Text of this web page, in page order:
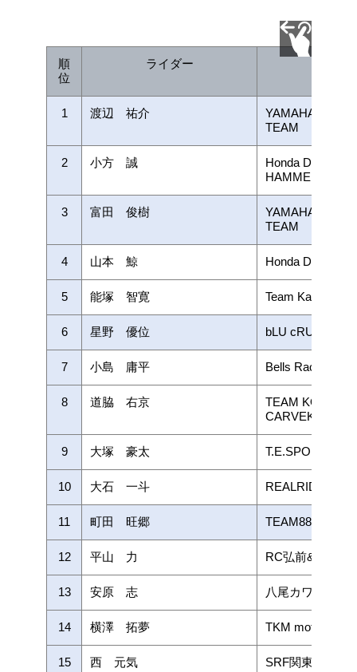
順
位
ライダー
1 渡辺 祐介
YAMAHA
TEAM
2 小方 誠
Honda Dream
HAMMER
3 富田 俊樹
YAMAHA
TEAM
4 山本 鯨 Honda Dream
5 能塚 智寛 Team Kawasaki
6 星野 優位 bLU cRU レー
7 小島 庸平 Bells Racing
8 道脇 右京
TEAM
CARVEK
9 大塚 豪太 T.E.SPORT with
10 大石 一斗 REALRIDE/
11 町田 旺郷 TEAM887 with
12 平山 力 RC弘前&TSFレ
13 安原 志 八尾カワサキ
14 横澤 拓夢 TKM motor
15 西 元気 SRF関東オート